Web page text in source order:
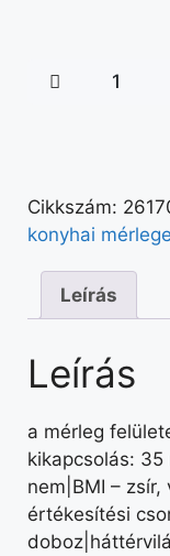
Cikkszám:
konyhai
Leírás
Leírás
a mérleg
kikapcsolás:
nem|BMI – zsír,
értékesítési